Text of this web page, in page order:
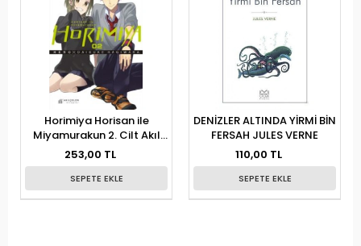
Horimiya Horisan ile
Miyamurakun 2. Cilt Akıl
Çelen Kitaplar
253,00 TL
SEPETE EKLE
DENİZLER ALTINDA YİRMİ BİN
FERSAH JULES VERNE
110,00 TL
SEPETE EKLE